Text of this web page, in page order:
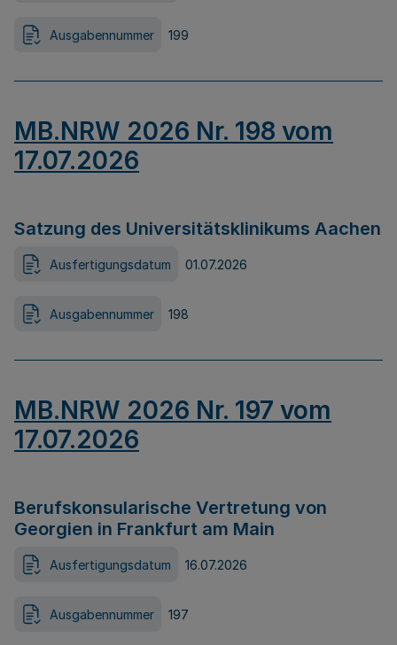
Ausgabennummer 199
MB.NRW 2026 Nr. 198 vom
17.07.2026
Satzung des Universitätsklinikums Aachen
Ausfertigungsdatum 01.07.2026
Ausgabennummer 198
MB.NRW 2026 Nr. 197 vom
17.07.2026
Berufskonsularische Vertretung von
Georgien in Frankfurt am Main
Ausfertigungsdatum 16.07.2026
Ausgabennummer 197